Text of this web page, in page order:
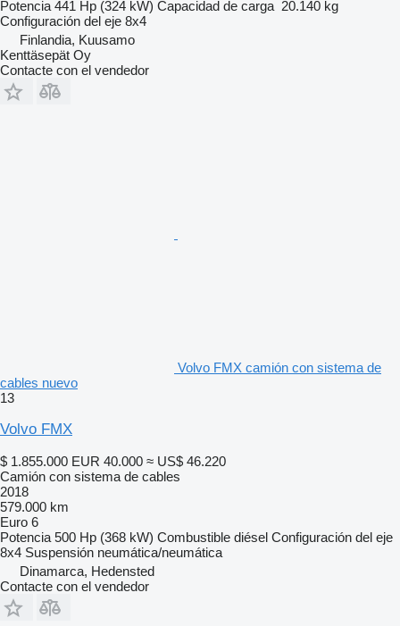
Potencia 441 Hp (324 kW) Capacidad de carga 20.140 kg
Configuración del eje 8x4
Finlandia, Kuusamo
Kenttäsepät Oy
Contacte con el vendedor
Volvo FMX camión con sistema de
cables nuevo
13
Volvo FMX
$ 1.855.000 EUR 40.000 ≈ US$ 46.220
Camión con sistema de cables
2018
579.000 km
Euro 6
Potencia 500 Hp (368 kW) Combustible diésel Configuración del eje
8x4 Suspensión neumática/neumática
Dinamarca, Hedensted
Contacte con el vendedor